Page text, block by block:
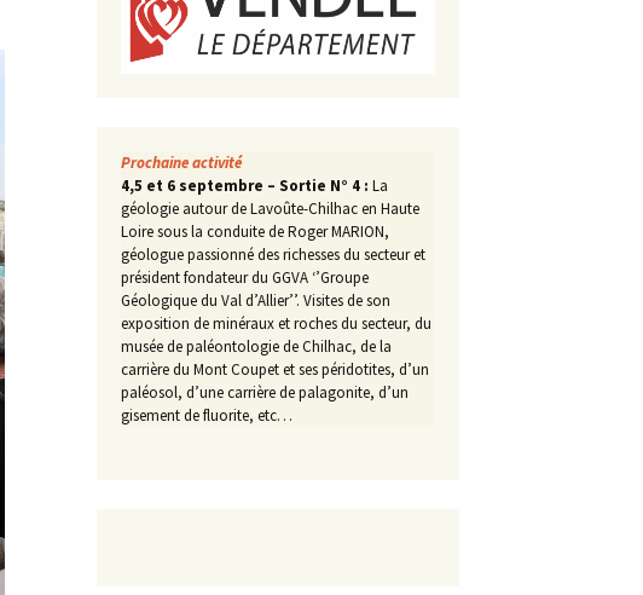
Paysages, affleurements
Prochaine activité
4,5 et 6 septembre – Sortie N° 4 : La
géologie autour de Lavoûte-Chilhac en Haute
Loire sous la conduite de Roger MARION,
géologue passionné des richesses du secteur et
président fondateur du GGVA ‘’Groupe
Géologique du Val d’Allier’’. Visites de son
exposition de minéraux et roches du secteur, du
musée de paléontologie de Chilhac, de la
carrière du Mont Coupet et ses péridotites, d’un
paléosol, d’une carrière de palagonite, d’un
gisement de fluorite, etc…